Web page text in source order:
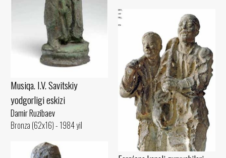
Musiqa. I.V. Savitskiy
yodgorligi eskizi
Damir Ruzibaev
Bronza (62x16) - 1984 yil